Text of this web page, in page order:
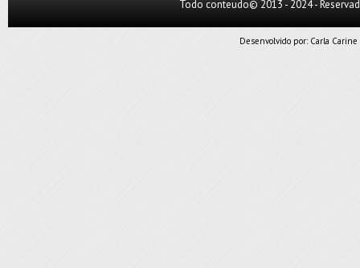
Todo conteudo© 2013 - 2024 -
Desenvolvido por: Carla Carine